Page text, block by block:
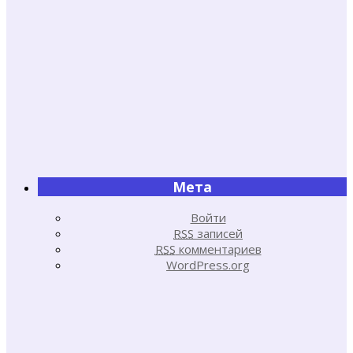
Мета
Войти
RSS записей
RSS комментариев
WordPress.org